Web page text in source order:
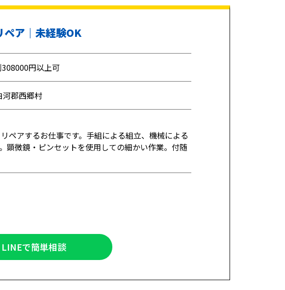
ペア｜未経験OK
円以上可
河郡西郷村
ペアするお仕事です。手組による組立、機械による
顕微鏡・ピンセットを使用しての細かい作業。付随
LINEで簡単相談